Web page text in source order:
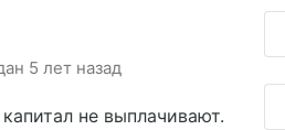
5 лет назад
не выплачивают.